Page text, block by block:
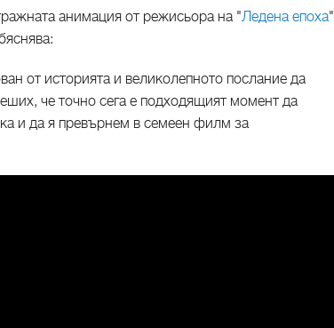
анимация от режисьора на "Ледена епоха"
от историята и великолепното послание да
че точно сега е подходящият момент да
и да я превърнем в семеен филм за